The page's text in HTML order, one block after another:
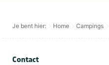
Je bent hier: Home Campings
Contact